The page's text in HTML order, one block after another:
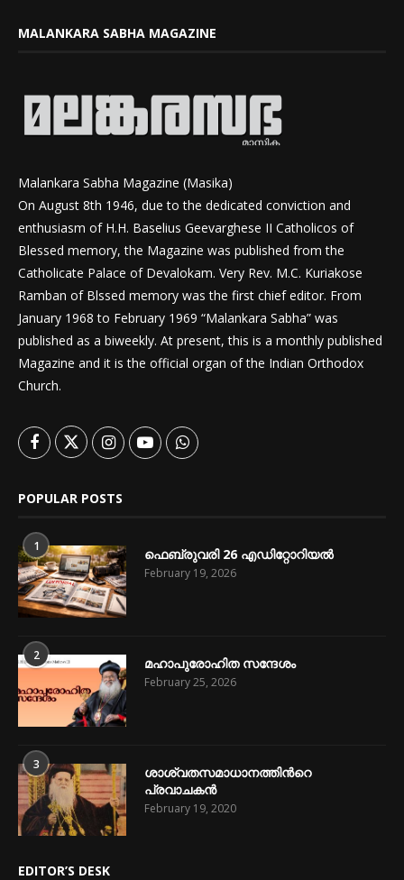
MALANKARA SABHA MAGAZINE
Malankara Sabha Magazine (Masika)
On August 8th 1946, due to the dedicated conviction and
enthusiasm of H.H. Baselius Geevarghese II Catholicos of
Blessed memory, the Magazine was published from the
Catholicate Palace of Devalokam. Very Rev. M.C. Kuriakose
Ramban of Blssed memory was the first chief editor. From
January 1968 to February 1969 “Malankara Sabha” was
published as a biweekly. At present, this is a monthly published
Magazine and it is the official organ of the Indian Orthodox
Church.
POPULAR POSTS
1 ഫെബ്രുവരി 26 എഡിറ്റോറിയൽ
February 19, 2026
2 മഹാപുരോഹിത സന്ദേശം
February 25, 2026
3
ശാശ്വതസമാധാനത്തിന്‍റെ
പ്രവാചകന്‍
February 19, 2020
EDITOR’S DESK